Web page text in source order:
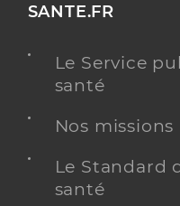
SANTE.FR
Le Service
santé
Nos missions
Le Standard
santé